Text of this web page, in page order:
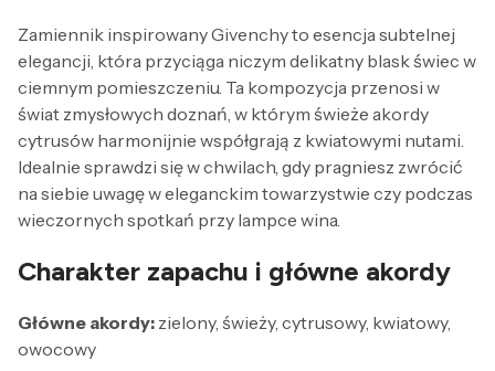
Zamiennik inspirowany Givenchy to esencja subtelnej
elegancji, która przyciąga niczym delikatny blask świec w
ciemnym pomieszczeniu. Ta kompozycja przenosi w
świat zmysłowych doznań, w którym świeże akordy
cytrusów harmonijnie współgrają z kwiatowymi nutami.
Idealnie sprawdzi się w chwilach, gdy pragniesz zwrócić
na siebie uwagę w eleganckim towarzystwie czy podczas
wieczornych spotkań przy lampce wina.
Charakter zapachu i główne akordy
Główne akordy: zielony, świeży, cytrusowy, kwiatowy,
owocowy